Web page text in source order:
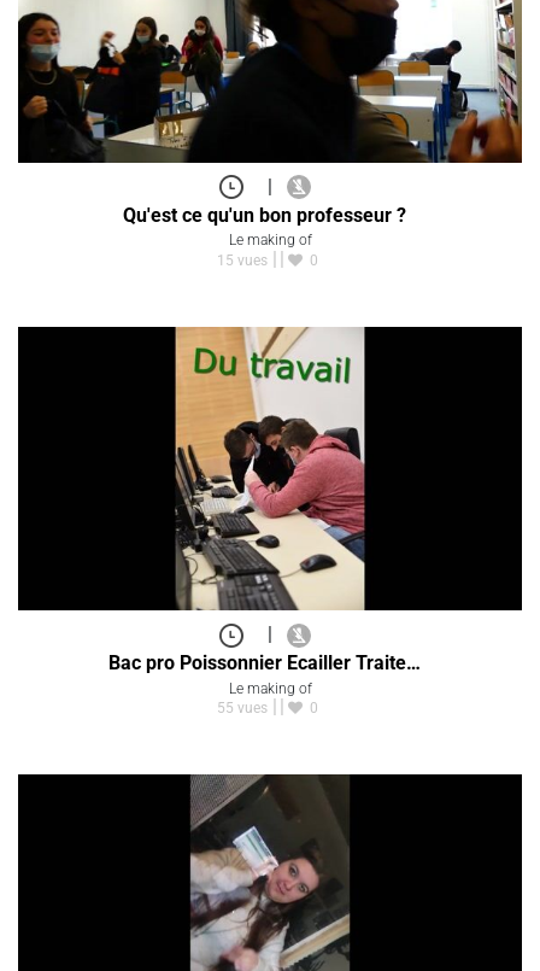
|
Qu'est ce qu'un bon professeur ?
Le making of
15 vues
0
Bac pro Poissonnier Ecailler Traite…
Le making of
55 vues
0